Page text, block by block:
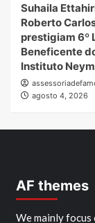
Suhaila
Roberto
prestigiam 6º
Beneficente
Instituto
agosto 4, 2026
AF themes
We mainly focus